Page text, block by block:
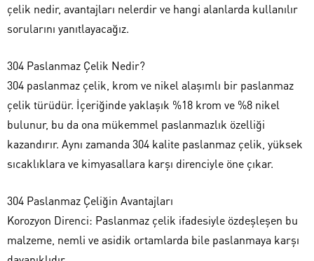
çelik nedir, avantajları nelerdir ve hangi alanlarda kullanılır
sorularını yanıtlayacağız.
304 Paslanmaz Çelik Nedir?
304 paslanmaz çelik, krom ve nikel alaşımlı bir paslanmaz
çelik türüdür. İçeriğinde yaklaşık %18 krom ve %8 nikel
bulunur, bu da ona mükemmel paslanmazlık özelliği
kazandırır. Aynı zamanda 304 kalite paslanmaz çelik, yüksek
sıcaklıklara ve kimyasallara karşı direnciyle öne çıkar.
304 Paslanmaz Çeliğin Avantajları
Korozyon Direnci: Paslanmaz çelik ifadesiyle özdeşleşen bu
malzeme, nemli ve asidik ortamlarda bile paslanmaya karşı